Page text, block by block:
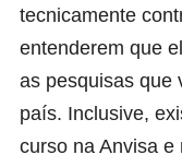
tecnicamente
entenderem que
as pesquisas que
país. Inclusive,
curso na Anvisa e